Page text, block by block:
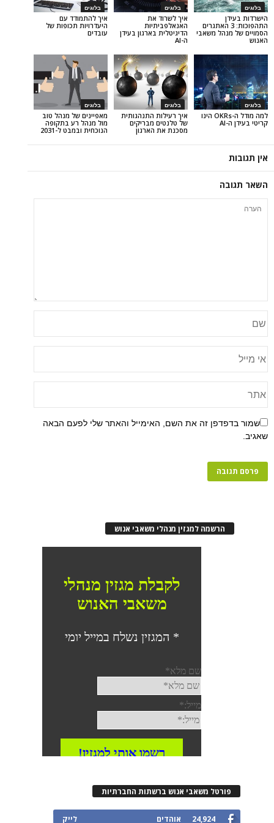
בלוגים
איך להתמודד עם
היעדרויות תכופות של
עובדים
בלוגים
איך לשרוד את
האנאלפביתיוּת
הדיגיטלית בארגון בעידן
3 האתגרים
משאבי
בלוגים
מאפיינים של מנהל טוב
מול מנהל רע בתקופה
הנוכחית ובמבט ל-2031
בלוגים
איך רעילות התנהגותית
של טלנטים מבריקים
מסכנת את הארגון
למה מודל ה-OKRs הינו
זה את השם, האימייל והאתר שלי לפעם הבאה
הרשמה למגזין מנהלי משאבי אנוש
משאבי אנוש ברשתות החברתיות
אוהדים